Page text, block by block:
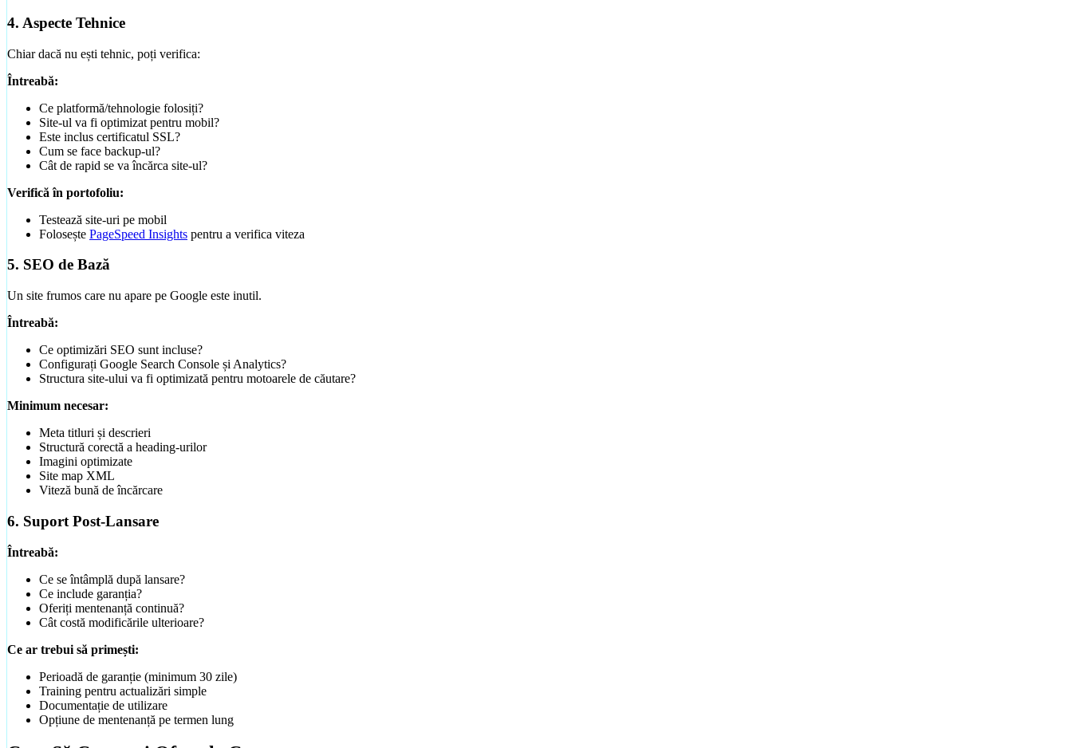
Creare Magazin Online
Mini-Audit Gratuit
Verificare site existent (viteză, SEO, mobile)
4. Aspecte Tehnice
Chiar dacă nu ești tehnic, poți verifica:
Întreabă:
Ce platformă/tehnologie folosiți?
Site-ul va fi optimizat pentru mobil?
Este inclus certificatul SSL?
Cum se face backup-ul?
Cât de rapid se va încărca site-ul?
Verifică în portofoliu:
Testează site-uri pe mobil
Folosește PageSpeed Insights pentru a verifica viteza
5. SEO de Bază
Un site frumos care nu apare pe Google este inutil.
Întreabă:
Ce optimizări SEO sunt incluse?
Configurați Google Search Console și Analytics?
Structura site-ului va fi optimizată pentru motoarele de căutare?
Minimum necesar:
Meta titluri și descrieri
Structură corectă a heading-urilor
Imagini optimizate
Site map XML
Viteză bună de încărcare
6. Suport Post-Lansare
Întreabă:
Ce se întâmplă după lansare?
Ce include garanția?
Oferiți mentenanță continuă?
Cât costă modificările ulterioare?
Ce ar trebui să primești:
Perioadă de garanție (minimum 30 zile)
Training pentru actualizări simple
Documentație de utilizare
Opțiune de mentenanță pe termen lung